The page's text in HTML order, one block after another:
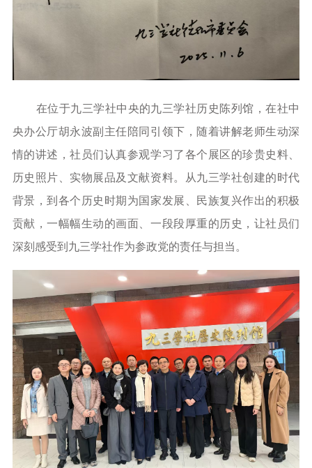
在位于九三学社中央的九三学社历史陈列馆，在社中
央办公厅胡永波副主任陪同引领下，随着讲解老师生动深
情的讲述，社员们认真参观学习了各个展区的珍贵史料、
历史照片、实物展品及文献资料。从九三学社创建的时代
背景，到各个历史时期为国家发展、民族复兴作出的积极
贡献，一幅幅生动的画面、一段段厚重的历史，让社员们
深刻感受到九三学社作为参政党的责任与担当。